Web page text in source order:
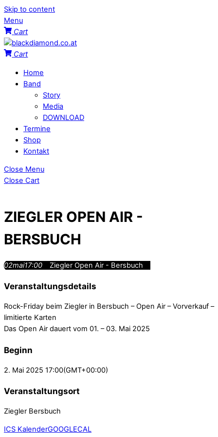
Skip to content
Menu
Cart
Cart
Home
Band
Story
Media
DOWNLOAD
Termine
Shop
Kontakt
Close Menu
Close Cart
ZIEGLER OPEN AIR -
BERSBUCH
02mai17:00 Ziegler Open Air - Bersbuch
Veranstaltungsdetails
Rock-Friday beim Ziegler in Bersbuch – Open Air – Vorverkauf –
limitierte Karten
Das Open Air dauert vom 01. – 03. Mai 2025
Beginn
2. Mai 2025 17:00(GMT+00:00)
Veranstaltungsort
Ziegler Bersbuch
ICS KalenderGOOGLECAL